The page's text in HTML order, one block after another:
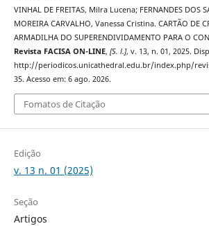
VINHAL DE FREITAS, Milra Lucena; FERNANDES DOS
MOREIRA CARVALHO, Vanessa Cristina. CARTÃO DE
ARMADILHA DO SUPERENDIVIDAMENTO PARA O
Revista FACISA ON-LINE, [S. l.], v. 13, n. 01, 2025.
http://periodicos.unicathedral.edu.br/index.php/
35. Acesso em: 6 ago. 2026.
Fomatos de Citação
Edição
v. 13 n. 01 (2025)
Seção
Artigos